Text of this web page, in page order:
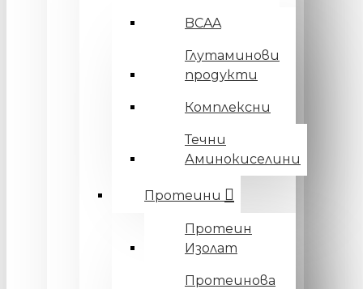
BCAA
Глутаминови
продукти
Комплексни
Течни
Аминокиселини
Протеини
Протеин
Изолат
Протеинова